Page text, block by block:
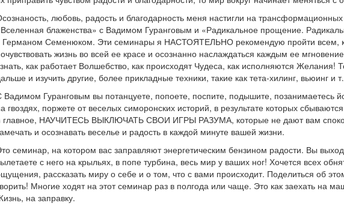
любовь, радость и благодарность меня настигли на
блаженства» с Вадимом Гуранговым и «Радикальное прощение.
Германом Семенюком. Эти семинары я НАСТОЯТЕЛЬНО рекомендую пройти всем,
жизнь во всей ее красе и осознанно наслаждаться каждым ее
как работает Волшебство, как происходят Чудеса, как исполняются Желания!
и изучить другие, более прикладные техники, такие как тета-хилинг, вьюинг и
Вадимом Гуранговым вы потанцуете, попоете, поспите, подышите, позанимаетесь
гвоздях, поржете от веселых симоронских историй, в результате которых
главное, НАУЧИТЕСЬ ВЫКЛЮЧАТЬ СВОИ ИГРЫ РАЗУМА, которые не дают вам
и осознавать веселье и радость в каждой минуте вашей жизни.
семинар, на котором вас заправляют энергетическим бензином радости. Вы
с него на крыльях, в попе турбина, весь мир у ваших ног! Хочется всех
рассказать миру о себе и о том, что с вами происходит. Поделиться об
Многие ходят на этот семинар раз в полгода или чаще. Это как заехать на
на заправку.